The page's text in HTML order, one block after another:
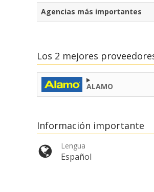
Agencias más importantes
Los 2 mejores
ALAMO
Información importante
Lengua
Español